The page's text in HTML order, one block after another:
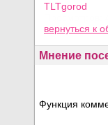
TLTgorod
вернуться к
Мнение
Функция